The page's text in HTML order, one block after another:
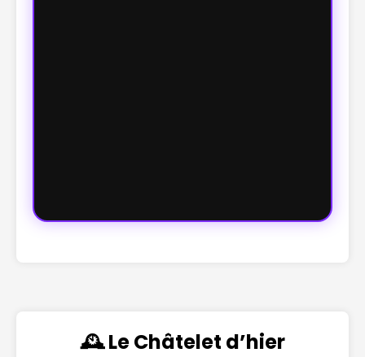
🕰️ Le Châtelet d’hier